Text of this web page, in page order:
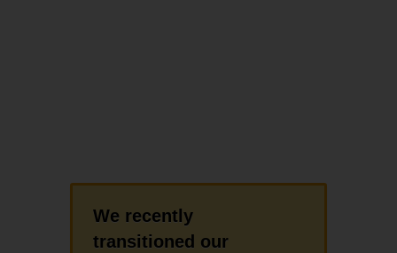
We recently
transitioned our